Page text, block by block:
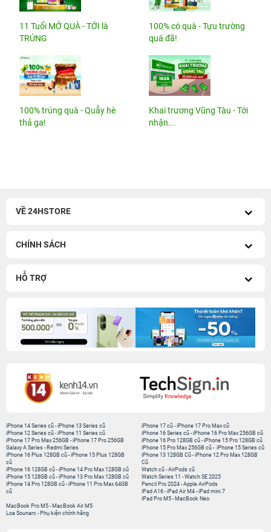
11 Tuổi MỞ QUÀ - TỚI là
TRÚNG
100% có quà - Tựu trường
quá đã!
100% trúng quà - Quẫy hè
thả ga!
Khai trương Vũng Tàu - Tới
nhận...
VỀ 24HSTORE
CHÍNH SÁCH
HỖ TRỢ
iPhone 14 Series cũ -iPhone 13 Series cũ
iPhone 12 Series cũ -iPhone 11 Series cũ
iPhone 17 Pro Max 256GB -iPhone 17 Pro 256GB
Galaxy A Series - Redmi Series
iPhone 17 cũ -iPhone 17 Pro Max cũ
iPhone 16 Series cũ - iPhone 16 Pro Max 256GB cũ
iPhone 16 Pro 128GB cũ -iPhone 15 Pro 128GB cũ
iPhone 15 Pro Max 256GB cũ - iPhone 15 Series cũ
iPhone 16 Plus 128GB cũ -iPhone 15 Plus 128GB
cũ
iPhone 16 128GB cũ -iPhone 14 Pro Max 128GB cũ
iPhone 15 128GB cũ -iPhone 13 Pro Max 128GB cũ
iPhone 14 Pro 128GB cũ -iPhone 11 Pro Max 64GB
cũ
iPhone 13 128GB Cũ -iPhone 12 Pro Max 128GB
Cũ
Watch cũ -AirPods cũ
Watch Series 11 -Watch SE 2025
Pencil Pro 2024 -Apple AirPods
iPad A16 -iPad Air M4 -iPad mini 7
iPad Pro M5 - MacBook Neo
MacBook Pro M5 - MacBook Air M5
Loa Sounarc - Phụ kiện chính hãng